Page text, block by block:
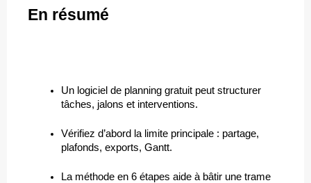
En résumé
Un logiciel de planning gratuit peut structurer
tâches, jalons et interventions.
Vérifiez d’abord la limite principale : partage,
plafonds, exports, Gantt.
La méthode en 6 étapes aide à bâtir une trame